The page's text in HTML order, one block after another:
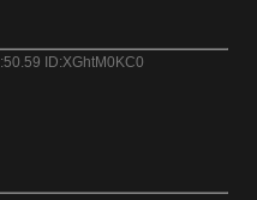
ID:XGhtM0KC0